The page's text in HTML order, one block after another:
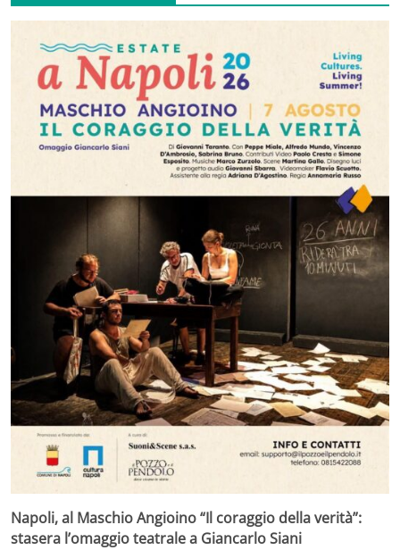
Napoli, al Maschio Angioino “Il coraggio della verità”:
stasera l’omaggio teatrale a Giancarlo Siani